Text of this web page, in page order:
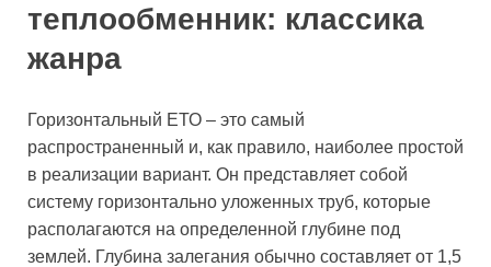
теплообменник: классика
жанра
Горизонтальный ЕТО – это самый
распространенный и, как правило, наиболее простой
в реализации вариант. Он представляет собой
систему горизонтально уложенных труб, которые
располагаются на определенной глубине под
землей. Глубина залегания обычно составляет от 1,5